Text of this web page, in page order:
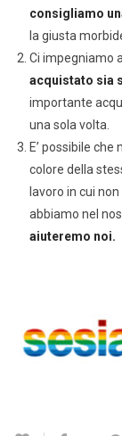
consigliamo
la giusta
Ci impegniamo
acquistato sia
importante
una sola volta.
E’ possibile
colore della
lavoro in cui
abbiamo nel
aiuteremo noi.